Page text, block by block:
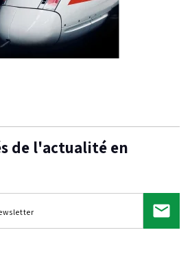
de l'actualité en